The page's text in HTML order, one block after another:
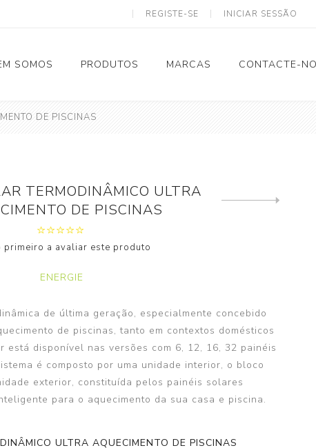
REGISTE-SE INICIAR SESSÃO
SOMOS PRODUTOS
Solar Termodinâmico
Tubagem e Acessórios
Calhas
Eletricidade
Ventilação
MARCAS CONTACTE-
DE PISCINAS
TERMODINÂMICO ULTRA
DE PISCINAS
primeiro a avaliar este produto
ENERGIE
de última geração, especialmente concebido
de piscinas, tanto em contextos domésticos
está disponível nas versões com 6, 12, 16, 32 painéis
é composto por uma unidade interior, o bloco
exterior, constituída pelos painéis solares
para o aquecimento da sua casa e piscina.
ULTRA AQUECIMENTO DE PISCINAS